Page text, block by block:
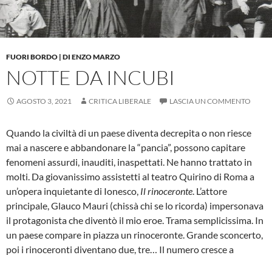
FUORI BORDO | DI ENZO MARZO
NOTTE DA INCUBI
AGOSTO 3, 2021 CRITICA LIBERALE LASCIA UN COMMENTO
Quando la civiltà di un paese diventa decrepita o non riesce
mai a nascere e abbandonare la “pancia”, possono capitare
fenomeni assurdi, inauditi, inaspettati. Ne hanno trattato in
molti. Da giovanissimo assistetti al teatro Quirino di Roma a
un’opera inquietante di Ionesco, Il rinoceronte . L’attore
principale, Glauco Mauri (chissà chi se lo ricorda) impersonava
il protagonista che diventò il mio eroe. Trama semplicissima. In
un paese compare in piazza un rinoceronte. Grande sconcerto,
poi i rinoceronti diventano due, tre… Il numero cresce a